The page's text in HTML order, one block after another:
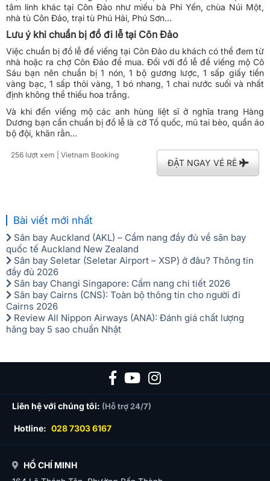
tâm linh khác tại Côn Đảo như miếu bà Phi Yến, chùa Núi Một,
nhà tù Côn Đảo, trại tù Phú Hải, Phú Sơn…
Lưu ý khi chuẩn bị đồ đi lễ tại Côn Đảo
Việc chuẩn bị đồ lễ để viếng tại Côn Đảo du khách có thể đem từ
nhà hoặc ra chợ Côn Đảo để mua. Đối với đồ lễ để viếng mộ Cô
Sáu bạn nên chuẩn bị 1 nón, 1 bộ gương lược, 1 sấp giấy tiền
vàng bạc, 1 sấp thỏi vàng, 1 bó nhang, 1 chai nước suối và nhất
định không thể thiếu hoa trắng.
Và khi đến viếng mộ các anh hùng liệt sĩ ở nghĩa trang Hàng
Dương bạn cần chuẩn bị đồ lễ là cờ Tổ quốc, mũ tai bèo, quần áo
bộ đội, khăn rằn…
256 lượt xem | Vietnam Booking
ĐẶT NGAY VÉ RẺ
Bài viết mới nhất
Sân bay Auckland (AKL) – Cẩm nang đầy đủ về sân bay
quốc tế Auckland New Zealand
Sân bay Seletar (Seletar Airport – XSP) ở đâu? Thông tin
đầy đủ 2026
Sân bay Changi Singapore: Cẩm nang chi tiết 2026
Sân bay Cairns (CNS): Toàn bộ thông tin cho người đi
Cairns 2026
Review All Nippon Airways (ANA): Đánh giá chất lượng
hãng bay 5 sao chuẩn Nhật
Liên hệ với chúng tôi: (Hỗ trợ 24/7)
Hotline: 028 7303 6167
HỒ CHÍ MINH